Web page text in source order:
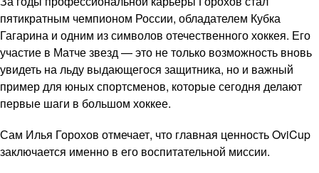
пятикратным чемпионом России, обладателем Кубка
Гагарина и одним из символов отечественного хоккея. Его
участие в Матче звезд — это не только возможность вновь
увидеть на льду выдающегося защитника, но и важный
пример для юных спортсменов, которые сегодня делают
первые шаги в большом хоккее.
Сам Илья Горохов отмечает, что главная ценность OviCup
заключается именно в его воспитательной миссии.